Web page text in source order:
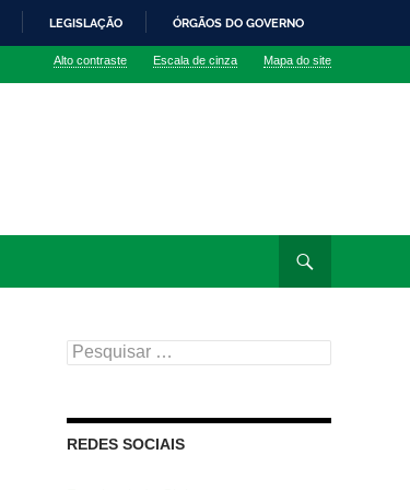
LEGISLAÇÃO ÓRGÃOS DO GOVERNO
Alto contraste Escala de cinza Mapa do site
Pesquisar
por:
REDES SOCIAIS